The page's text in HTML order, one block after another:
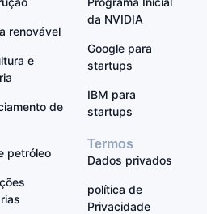
renovável
e
de
petróleo
da NVIDIA
Google para
startups
IBM para
startups
Termos
Dados privados
política de
Privacidade